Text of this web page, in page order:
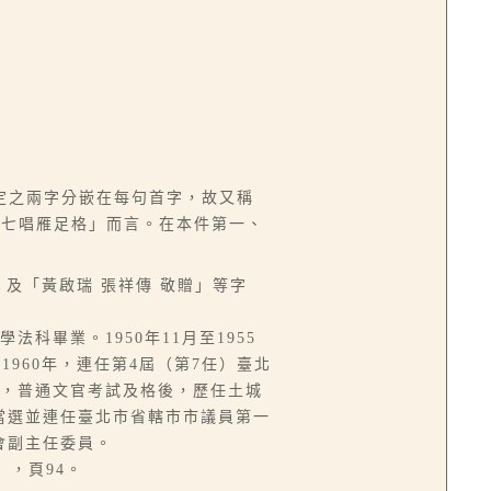
兩字分嵌在每句首字，故又稱
唱雁足格」而言。在本件第一、
「黃啟瑞 張祥傳 敬贈」等字
法科畢業。1950年11月至1955
年，連任第4屆（第7任）臺北
普通文官考試及格後，歷任土城
並連任臺北市省轄市市議員第一
主任委員。
頁94。